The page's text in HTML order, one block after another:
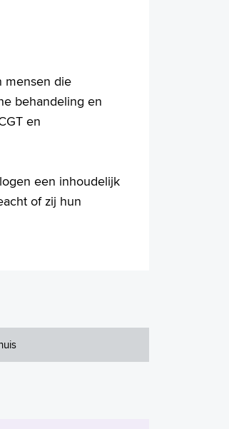
mensen die
behandeling en
en
een inhoudelijk
of zij hun